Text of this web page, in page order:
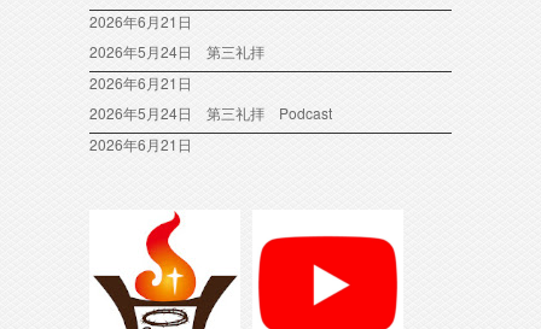
2026年6月21日
2026年5月24日 第三礼拝
2026年6月21日
2026年5月24日 第三礼拝 Podcast
2026年6月21日